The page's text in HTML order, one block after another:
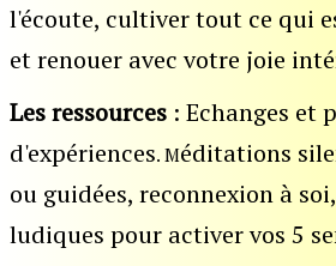
l'écoute, cultiver tout ce qui
et renouer avec votre joie
Les ressources : Echanges et
d'expériences. Méditations
ou guidées, reconnexion à
ludiques pour activer vos 5